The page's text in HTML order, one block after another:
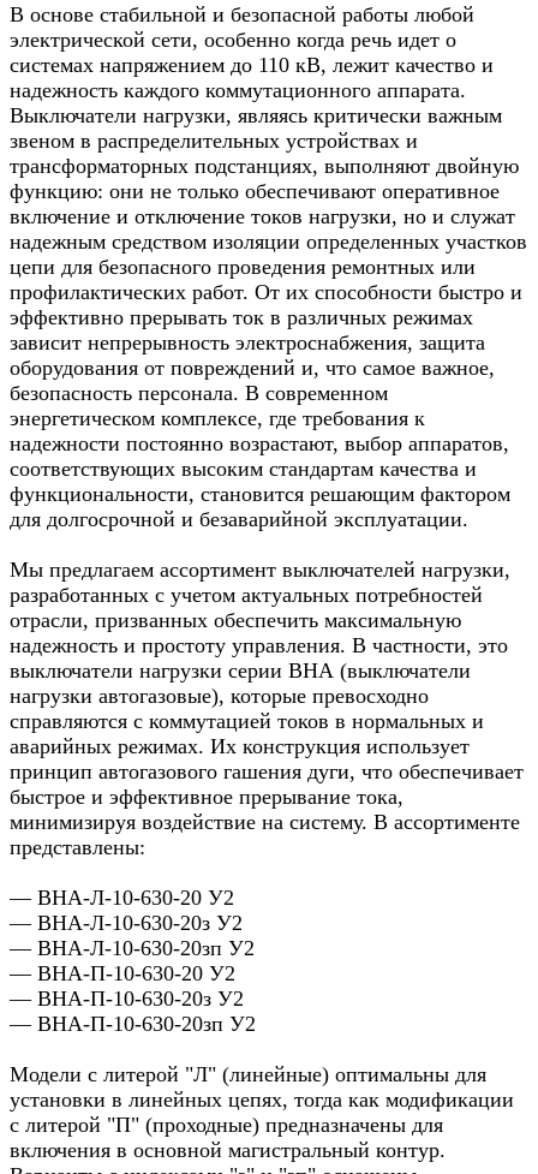
В основе стабильной и безопасной работы любой
электрической сети, особенно когда речь идет о
системах напряжением до 110 кВ, лежит качество и
надежность каждого коммутационного аппарата.
Выключатели нагрузки, являясь критически важным
звеном в распределительных устройствах и
трансформаторных подстанциях, выполняют двойную
функцию: они не только обеспечивают оперативное
включение и отключение токов нагрузки, но и служат
надежным средством изоляции определенных участков
цепи для безопасного проведения ремонтных или
профилактических работ. От их способности быстро и
эффективно прерывать ток в различных режимах
зависит непрерывность электроснабжения, защита
оборудования от повреждений и, что самое важное,
безопасность персонала. В современном
энергетическом комплексе, где требования к
надежности постоянно возрастают, выбор аппаратов,
соответствующих высоким стандартам качества и
функциональности, становится решающим фактором
для долгосрочной и безаварийной эксплуатации.
Мы предлагаем ассортимент выключателей нагрузки,
разработанных с учетом актуальных потребностей
отрасли, призванных обеспечить максимальную
надежность и простоту управления. В частности, это
выключатели нагрузки серии ВНА (выключатели
нагрузки автогазовые), которые превосходно
справляются с коммутацией токов в нормальных и
аварийных режимах. Их конструкция использует
принцип автогазового гашения дуги, что обеспечивает
быстрое и эффективное прерывание тока,
минимизируя воздействие на систему. В ассортименте
представлены:
— ВНА-Л-10-630-20 У2
— ВНА-Л-10-630-20з У2
— ВНА-Л-10-630-20зп У2
— ВНА-П-10-630-20 У2
— ВНА-П-10-630-20з У2
— ВНА-П-10-630-20зп У2
Модели с литерой "Л" (линейные) оптимальны для
установки в линейных цепях, тогда как модификации
с литерой "П" (проходные) предназначены для
включения в основной магистральный контур.